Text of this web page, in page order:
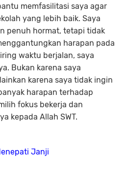
memfasilitasi saya agar
yang lebih baik. Saya
penuh hormat, tetapi tidak
harapan pada
waktu berjalan, saya
Bukan karena saya
karena saya tidak ingin
harapan terhadap
fokus bekerja dan
kepada Allah SWT.
Janji